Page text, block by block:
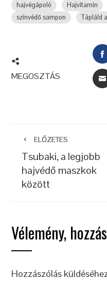
hajvégápoló
Hajvitamin
színvédő sampon
Tápláld
MEGOSZTÁS
ELŐZETES
Tsubaki, a legjobb
hajvédő maszkok
között
Vélemény,
Hozzászólás